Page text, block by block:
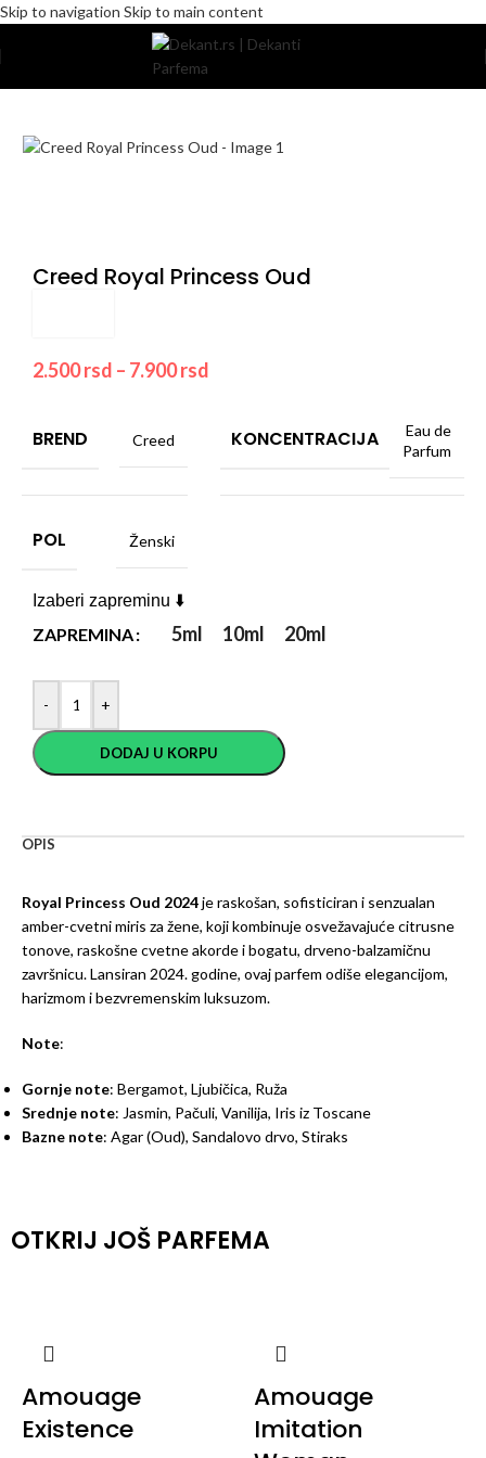
Skip to navigation Skip to main content
Komercijalno
Creed Royal Princess Oud
2.500rsd – 7.900rsd
BREND Creed KONCENTRACIJA
Eau de
Parfum
POL Ženski
Izaberi zapreminu ⬇️
ZAPREMINA 5ml 10ml 20ml
- +
DODAJ U KORPU
OPIS
Royal Princess Oud 2024je raskošan, sofisticiran i senzualan
amber-cvetni miris za žene, koji kombinuje osvežavajuće citrusne
tonove, raskošne cvetne akorde i bogatu, drveno-balzamičnu
završnicu. Lansiran 2024. godine, ovaj parfem odiše elegancijom,
harizmom i bezvremenskim luksuzom.
Note:
Gornje note: Bergamot, Ljubičica, Ruža
Srednje note: Jasmin, Pačuli, Vanilija, Iris iz Toscane
Bazne note: Agar (Oud), Sandalovo drvo, Stiraks
OTKRIJ JOŠ PARFEMA
Amouage
Existence
Amouage
Imitation